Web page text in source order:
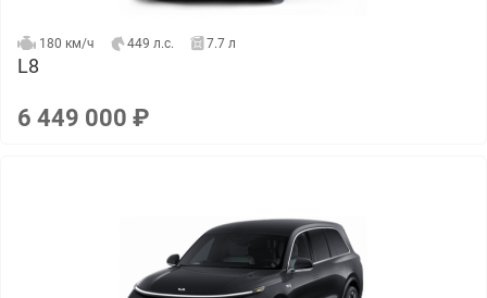
180 км/ч 449 л.с. 7.7 л
L8
6 449 000 ₽